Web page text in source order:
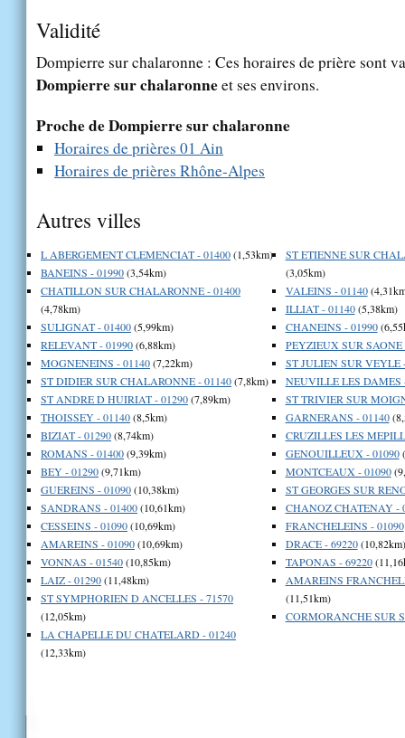
Validité
Dompierre sur chalaronne : Ces horaires de prière sont
Dompierre sur chalaronneet ses environs.
Proche de Dompierre sur chalaronne
Horaires de prières 01 Ain
Horaires de prières Rhône-Alpes
Autres villes
L ABERGEMENT CLEMENCIAT - 01400(1,53km)
BANEINS - 01990(3,54km)
CHATILLON SUR CHALARONNE - 01400
(4,78km)
SULIGNAT - 01400(5,99km)
RELEVANT - 01990(6,88km)
MOGNENEINS - 01140(7,22km)
ST DIDIER SUR CHALARONNE - 01140(7,8km)
ST ANDRE D HUIRIAT - 01290(7,89km)
THOISSEY - 01140(8,5km)
BIZIAT - 01290(8,74km)
ROMANS - 01400(9,39km)
BEY - 01290(9,71km)
GUEREINS - 01090(10,38km)
SANDRANS - 01400(10,61km)
CESSEINS - 01090(10,69km)
AMAREINS - 01090(10,69km)
VONNAS - 01540(10,85km)
LAIZ - 01290(11,48km)
ST SYMPHORIEN D ANCELLES - 71570
(12,05km)
LA CHAPELLE DU CHATELARD - 01240
(12,33km)
ST ETIENNE SUR
(3,05km)
VALEINS - 01140
ILLIAT - 01140(5,38km)
CHANEINS - 01990
PEYZIEUX SUR SAONE
ST JULIEN SUR VEYLE
NEUVILLE LES DAMES
ST TRIVIER SUR
GARNERANS - 01140
CRUZILLES LES
GENOUILLEUX - 01090
MONTCEAUX - 01090
ST GEORGES SUR
CHANOZ CHATENAY -
FRANCHELEINS - 01090
DRACE - 69220(10,82km)
TAPONAS - 69220
AMAREINS
(11,51km)
CORMORANCHE SUR